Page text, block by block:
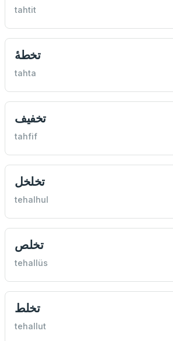
tahtit
تخطۀ‌
tahta
تخفيف
tahfif
تخلخل
tehalhul
تخلص
tehallüs
تخلط
tehallut